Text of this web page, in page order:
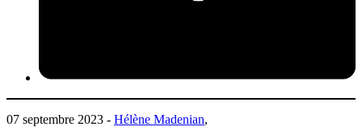
07 septembre 2023 - Hélène Madenian,